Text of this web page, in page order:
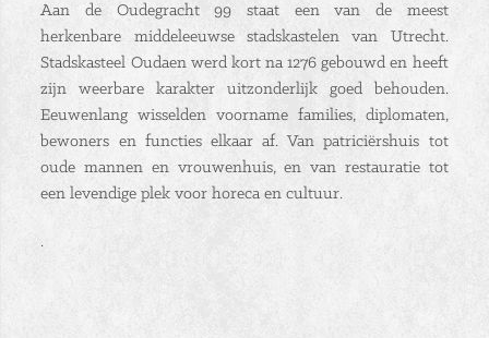
Aan de Oudegracht 99 staat een van de meest
herkenbare middeleeuwse stadskastelen van Utrecht.
Stadskasteel Oudaen werd kort na 1276 gebouwd en heeft
zijn weerbare karakter uitzonderlijk goed behouden.
Eeuwenlang wisselden voorname families, diplomaten,
bewoners en functies elkaar af. Van patriciërshuis tot
oude mannen en vrouwenhuis, en van restauratie tot
een levendige plek voor horeca en cultuur.
.